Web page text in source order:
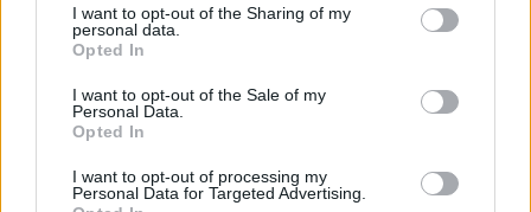
I want to opt-out of the Sharing of my
personal data.
Opted In
I want to opt-out of the Sale of my
Personal Data.
Opted In
I want to opt-out of processing my
Personal Data for Targeted Advertising.
27 Φεβρουαρίου 2026
τριήμερο της Καθαράς Δευτέρας
Στην Αράχωβα το 7ο Σχολείο της